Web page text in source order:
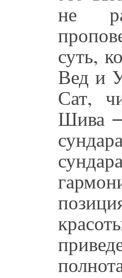
не
суть,
Вед и
Сат,
Шива ─